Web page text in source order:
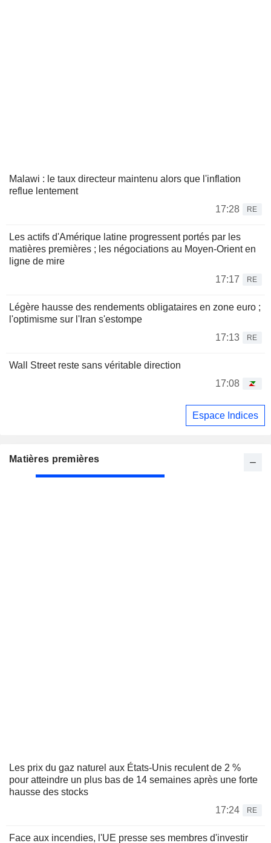
Malawi : le taux directeur maintenu alors que l'inflation
reflue lentement
17:28
RE
Les actifs d'Amérique latine progressent portés par les
matières premières ; les négociations au Moyen-Orient en
ligne de mire
17:17
RE
Légère hausse des rendements obligataires en zone euro ;
l'optimisme sur l'Iran s'estompe
17:13
RE
Wall Street reste sans véritable direction
17:08
Espace Indices
Matières premières
Les prix du gaz naturel aux États-Unis reculent de 2 %
pour atteindre un plus bas de 14 semaines après une forte
hausse des stocks
17:24
RE
Face aux incendies, l'UE presse ses membres d'investir